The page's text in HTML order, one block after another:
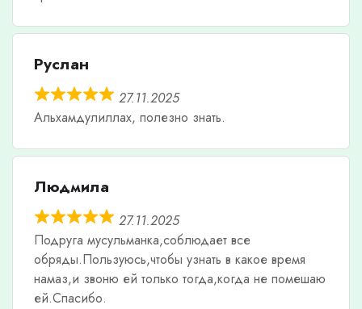
Руслан
27.11.2025
Альхамдулиллах, полезно знать.
Людмила
27.11.2025
Подруга мусульманка,соблюдает все
обряды.Пользуюсь,чтобы узнать в какое время
намаз,и звоню ей только тогда,когда не помешаю
ей.Спасибо.